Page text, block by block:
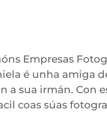
Empresas
é unha amiga
a sua irmán. Con
coas súas